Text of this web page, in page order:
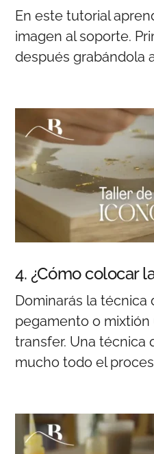
En este tutorial
imagen al soporte.
después grabándola
4. ¿Cómo colocar
Dominarás la técnica
pegamento o
transfer. Una técnica
mucho todo el